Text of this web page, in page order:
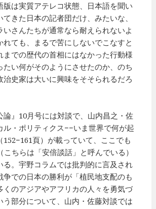
版は実質アテレコ状態、日本語を聞い
きた日本の記者団だけ、みたいな、
いさんたちが通常なら耐えられないよ
れても、まるで苦にしないでこなすと
までの歴代の首相にはなかった行動様
たい何がそのようにさせたのか、のち
治史家は大いに興味をそそられるだろ
論』10月号には対談で、山内昌之・佐
ル・ポリティクス−−いま世界で何が起
152−161頁）が載っていて、ここでも
こちらは「安倍談話」と呼んでいる）
る。宇野コラムでは批判的に言及され
争での日本の勝利が「植民地支配のも
くのアジアやアフリカの人々を勇気づ
う部分について、山内・佐藤対談では